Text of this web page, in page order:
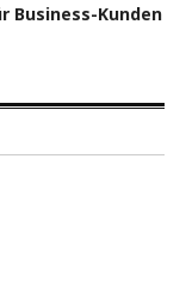
Business-Kunden